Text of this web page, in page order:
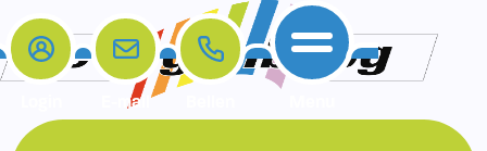
E-mail